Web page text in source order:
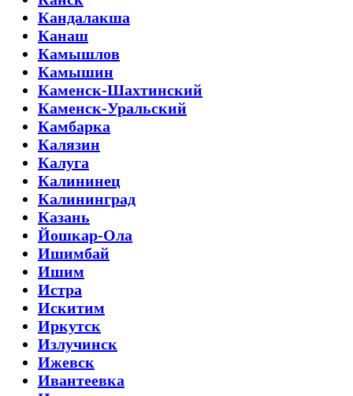
Кандалакша
Канаш
Камышлов
Камышин
Каменск-Шахтинский
Каменск-Уральский
Камбарка
Калязин
Калуга
Калининец
Калининград
Казань
Йошкар-Ола
Ишимбай
Ишим
Истра
Искитим
Иркутск
Излучинск
Ижевск
Ивантеевка